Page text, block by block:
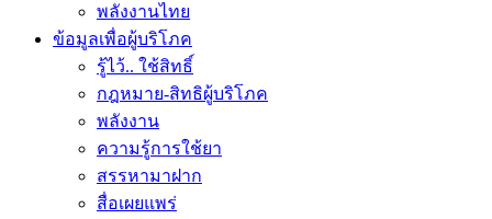
พลังงานไทย
ข้อมูลเพื่อผู้บริโภค
รู้ไว้.. ใช้สิทธิ์
กฎหมาย-สิทธิผู้บริโภค
พลังงาน
ความรู้การใช้ยา
สรรหามาฝาก
สื่อเผยแพร่